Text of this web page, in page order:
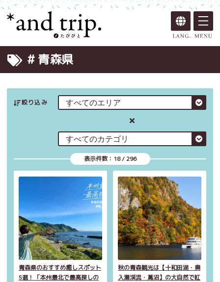
# 青森県
絞り込み
表示件数： 18/296
青森県のおすすめ癒しスポット
5選！「本州最北で最高探しの
秋の青森観光は【十和田湖・奥
入瀬渓流・蔦沼】の大自然で紅